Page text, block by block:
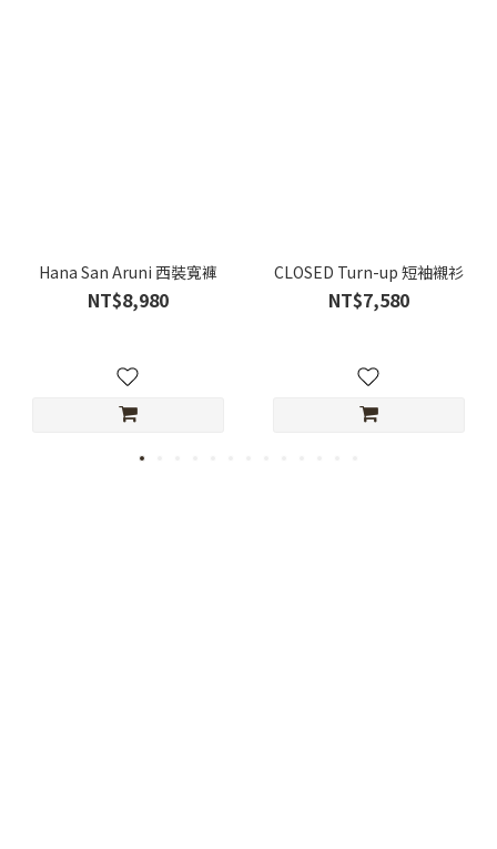
Hana San Aruni 西裝寬褲
NT$8,980
CLOSED Turn-up 短袖襯衫
NT$7,580